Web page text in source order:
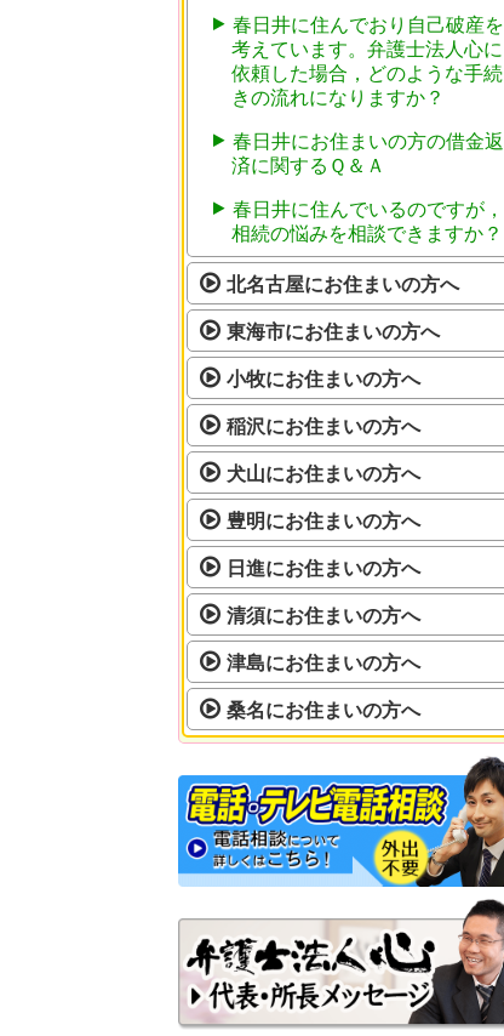
春日井に住んでおり自己破産を
考えています。弁護士法人心に
依頼した場合，どのような手続
きの流れになりますか？
春日井にお住まいの方の借金返
済に関するＱ＆Ａ
春日井に住んでいるのですが，
相続の悩みを相談できますか？
北名古屋にお住まいの方へ
東海市にお住まいの方へ
小牧にお住まいの方へ
稲沢にお住まいの方へ
犬山にお住まいの方へ
豊明にお住まいの方へ
日進にお住まいの方へ
清須にお住まいの方へ
津島にお住まいの方へ
桑名にお住まいの方へ